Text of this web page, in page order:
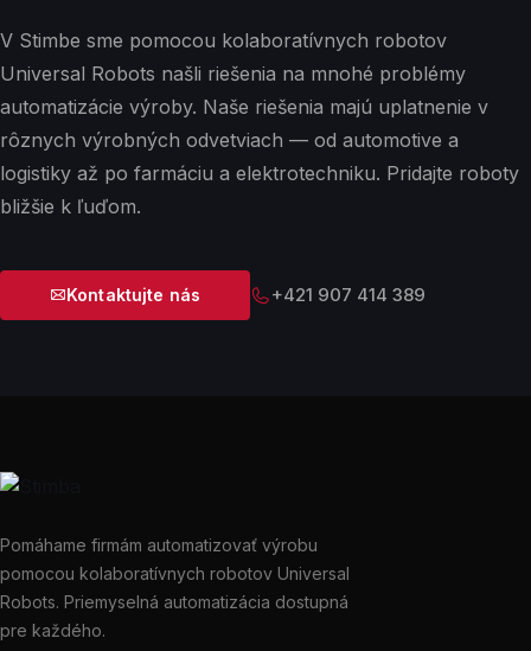
V Stimbe sme pomocou kolaboratívnych robotov
Universal Robots našli riešenia na mnohé problémy
automatizácie výroby. Naše riešenia majú uplatnenie v
rôznych výrobných odvetviach — od automotive a
logistiky až po farmáciu a elektrotechniku. Pridajte roboty
bližšie k ľuďom.
Kontaktujte nás +421 907 414 389
Pomáhame firmám automatizovať výrobu
pomocou kolaboratívnych robotov Universal
Robots. Priemyselná automatizácia dostupná
pre každého.